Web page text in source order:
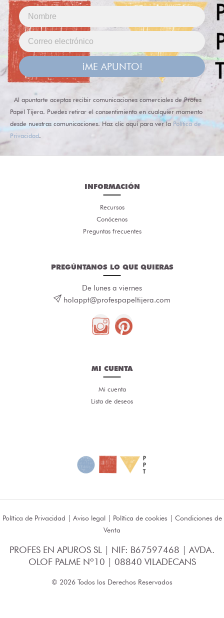
¡ME APUNTO!
Al apuntarte aceptas recibir comunicaciones comerciales de Profes
Papel Tijera. Puedes retirar el consentimiento en cualquier momento
desde nuestras comunicaciones. Haz clic aquí para ver la Política de
Privacidad.
INFORMACIÓN
Recursos
Conócenos
Preguntas frecuentes
PREGÚNTANOS LO QUE QUIERAS
De lunes a viernes
holappt@profespapeltijera.com
MI CUENTA
Mi cuenta
Lista de deseos
Política de Privacidad | Aviso legal| Política de cookies | Condiciones de
Venta
PROFES EN APUROS SL | NIF: B67597468 | AVDA.
OLOF PALME Nº10 | 08840 VILADECANS
© 2026 Todos los Derechos Reservados